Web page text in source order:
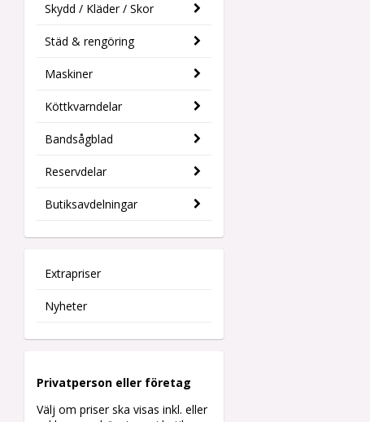
Skydd / Kläder / Skor
Städ & rengöring
Maskiner
Köttkvarndelar
Bandsågblad
Reservdelar
Butiksavdelningar
Extrapriser
Nyheter
Privatperson eller företag
Välj om priser ska visas inkl. eller